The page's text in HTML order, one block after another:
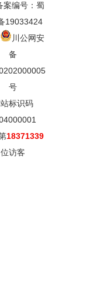
案编号：蜀
19033424
川公网安
备
号
标识码
18371339
位访客